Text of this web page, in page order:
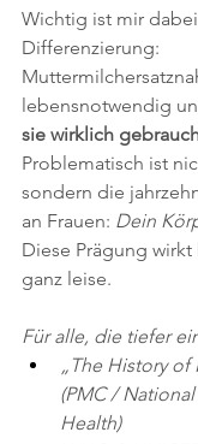
Wichtig ist mir
Differenzierung:
lebensnotwendig
sie wirklich
Problematisch ist
sondern die
an Frauen: Dein
Diese Prägung
ganz leise.
Für alle, die tiefer
„The History
(PMC /
Health)